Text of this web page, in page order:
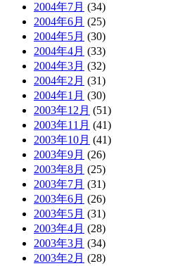
2004年7月 (34)
2004年6月 (25)
2004年5月 (30)
2004年4月 (33)
2004年3月 (32)
2004年2月 (31)
2004年1月 (30)
2003年12月 (51)
2003年11月 (41)
2003年10月 (41)
2003年9月 (26)
2003年8月 (25)
2003年7月 (31)
2003年6月 (26)
2003年5月 (31)
2003年4月 (28)
2003年3月 (34)
2003年2月 (28)